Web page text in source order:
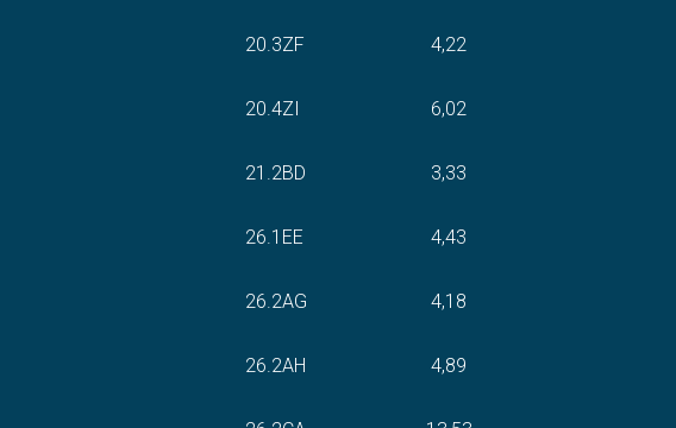
20.3ZF 4,22
20.4ZI 6,02
21.2BD 3,33
26.1EE 4,43
26.2AG 4,18
26.2AH 4,89